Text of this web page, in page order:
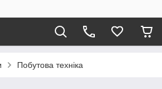
Побутова техніка